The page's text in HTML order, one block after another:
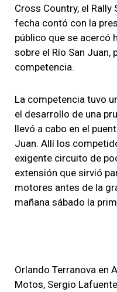
Cross Country, el Rally
fecha contó con la
público que se acercó
sobre el Río San Juan,
competencia.
La competencia tuvo
el desarrollo de una
llevó a cabo en el
Juan. Allí los
exigente circuito de
extensión que sirvió
motores antes de la
mañana sábado la
Orlando Terranova en
Motos, Sergio